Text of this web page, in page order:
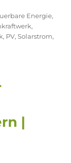
Energie,
,
, PV,Solarstrom,
|